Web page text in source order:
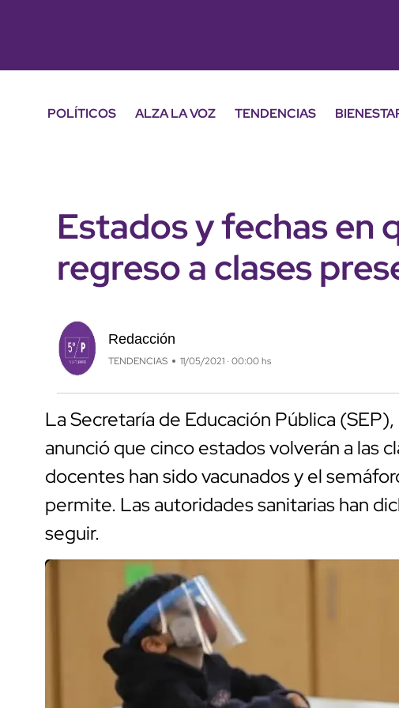
POLÍTICOS ALZA LA VOZ TENDENCIAS
Estados y fechas en
regreso a clases
Redacción
TENDENCIAS 11/05/2021 · 00:00 hs
La Secretaría de Educación Pública
anunció que cinco estados volverán a las
docentes han sido vacunados y el
permite. Las autoridades sanitarias han
seguir.